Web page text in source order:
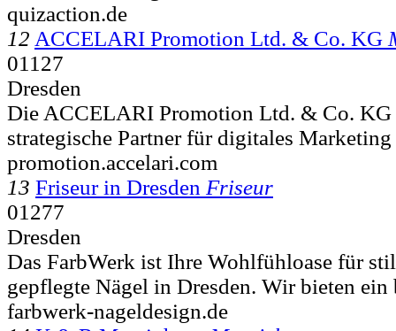
quizaction.de
12 ACCELARI Promotion Ltd. & Co. KG
01127
Dresden
Die ACCELARI Promotion Ltd. & Co. KG
strategische Partner für digitales
promotion.accelari.com
13 Friseur in Dresden Friseur
01277
Dresden
Das FarbWerk ist Ihre Wohlfühloase für
gepflegte Nägel in Dresden. Wir bieten ein
farbwerk-nageldesign.de